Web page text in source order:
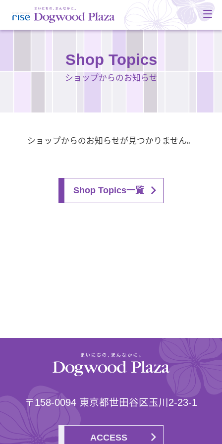
Shop Topics
ショップからのお知らせ
ショップからのお知らせが見つかりません。
Shop Topics一覧
〒158-0094 東京都世田谷区玉川2-23-1
ACCESS